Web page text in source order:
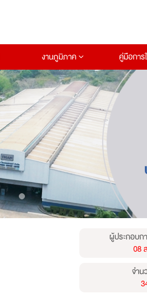
งานภูมิภาค คู่มือการ
ผู้ประกอบก
08
จำน